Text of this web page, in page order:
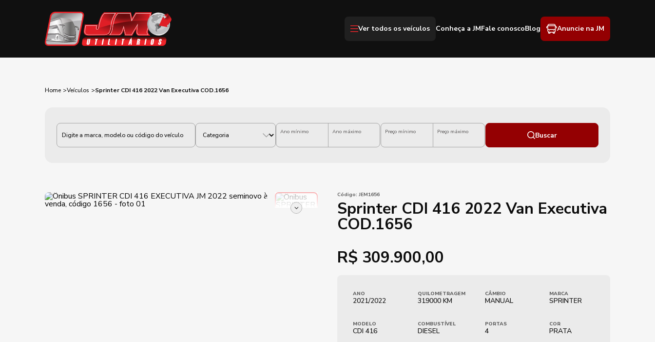
Ver todos os veículos Conheça a JMFale conoscoBlog Anuncie na JM
Home Veículos Sprinter CDI 416 2022 Van Executiva COD.1656
Categoria Ano mínimo Ano máximo Preço mínimo Preço máximo Buscar
Código: JEM1656
Sprinter CDI 416 2022 Van Executiva
COD.1656
R$ 309.900,00
ANO
2021/2022
QUILOMETRAGEM
319000 KM
CÂMBIO
MANUAL
MARCA
SPRINTER
MODELO
CDI 416
COMBUSTÍVEL
DIESEL
PORTAS
4
COR
PRATA